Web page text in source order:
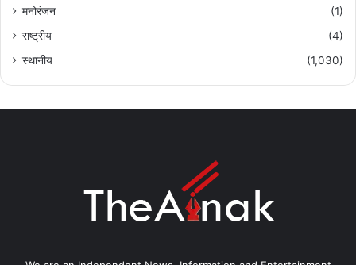
मनोरंजन
(1)
राष्ट्रीय
(4)
स्थानीय
(1,030)